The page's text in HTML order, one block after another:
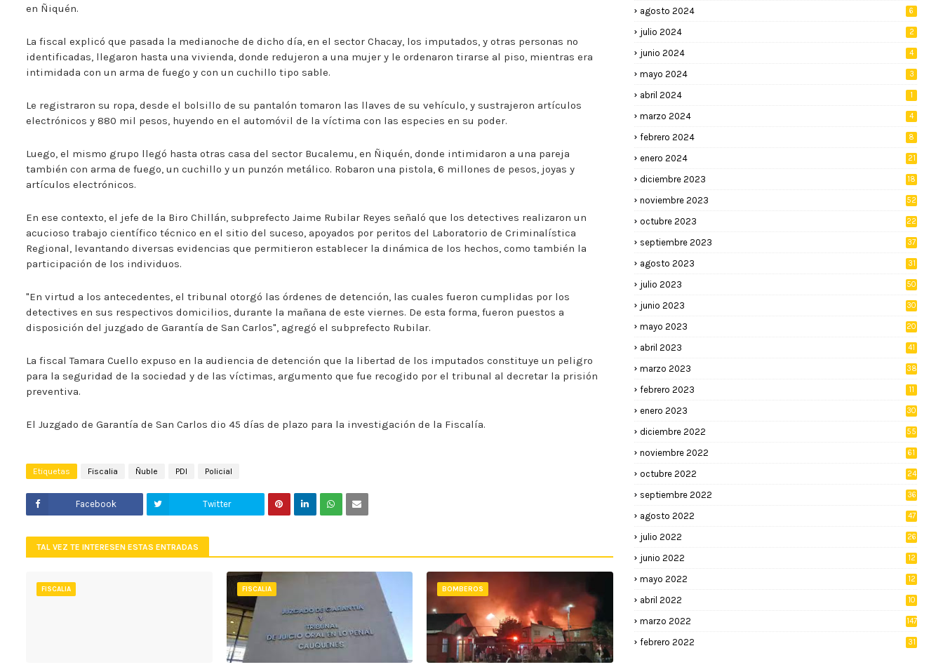
en Ñiquén.
La fiscal explicó que pasada la medianoche de dicho día, en el sector Chacay, los imputados, y otras personas no
identificadas, llegaron hasta una vivienda, donde redujeron a una mujer y le ordenaron tirarse al piso, mientras era
intimidada con un arma de fuego y con un cuchillo tipo sable.
Le registraron su ropa, desde el bolsillo de su pantalón tomaron las llaves de su vehículo, y sustrajeron artículos
electrónicos y 880 mil pesos, huyendo en el automóvil de la víctima con las especies en su poder.
Luego, el mismo grupo llegó hasta otras casa del sector Bucalemu, en Ñiquén, donde intimidaron a una pareja
también con arma de fuego, un cuchillo y un punzón metálico. Robaron una pistola, 6 millones de pesos, joyas y
artículos electrónicos.
En ese contexto, el jefe de la Biro Chillán, subprefecto Jaime Rubilar Reyes señaló que los detectives realizaron un
acucioso trabajo científico técnico en el sitio del suceso, apoyados por peritos del Laboratorio de Criminalística
Regional, levantando diversas evidencias que permitieron establecer la dinámica de los hechos, como también la
participación de los individuos.
"En virtud a los antecedentes, el tribunal otorgó las órdenes de detención, las cuales fueron cumplidas por los
detectives en sus respectivos domicilios, durante la mañana de este viernes. De esta forma, fueron puestos a
disposición del juzgado de Garantía de San Carlos", agregó el subprefecto Rubilar.
La fiscal Tamara Cuello expuso en la audiencia de detención que la libertad de los imputados constituye un peligro
para la seguridad de la sociedad y de las víctimas, argumento que fue recogido por el tribunal al decretar la prisión
preventiva.
El Juzgado de Garantía de San Carlos dio 45 días de plazo para la investigación de la Fiscalía.
Etiquetas Fiscalia Ñuble PDI Policial
Facebook Twitter
TAL VEZ TE INTERESEN ESTAS ENTRADAS
FISCALIA FISCALIA BOMBEROS
agosto 2024 6
julio 2024 2
junio 2024 4
mayo 2024 3
abril 2024 1
marzo 2024 4
febrero 2024 8
enero 2024 21
diciembre 2023 18
noviembre 2023 52
octubre 2023 22
septiembre 2023 37
agosto 2023 31
julio 2023 50
junio 2023 30
mayo 2023 20
abril 2023 41
marzo 2023 38
febrero 2023 11
enero 2023 30
diciembre 2022 55
noviembre 2022 61
octubre 2022 24
septiembre 2022 36
agosto 2022 47
julio 2022 26
junio 2022
12
mayo 2022
12
abril 2022
10
marzo 2022 147
febrero 2022 31